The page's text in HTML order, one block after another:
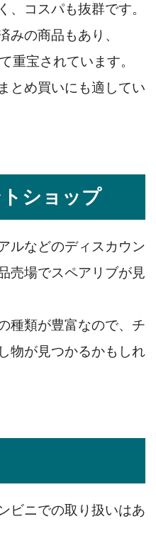
、コスパも抜群です。
みの商品もあり、
重宝されています。
とめ買いにも適してい
ショップ
ルなどのディスカウン
売場でスペアリブが見
種類が豊富なので、チ
物が見つかるかもしれ
ビニでの取り扱いはあ